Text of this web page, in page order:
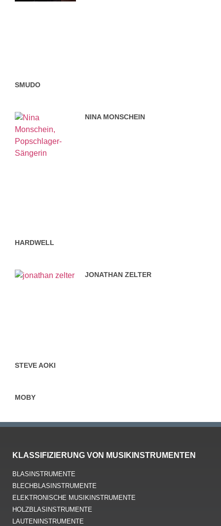
SMUDO
NINA MONSCHEIN
HARDWELL
JONATHAN ZELTER
STEVE AOKI
MOBY
KLASSIFIZIERUNG VON MUSIKINSTRUMENTEN
BLASINSTRUMENTE
BLECHBLASINSTRUMENTE
ELEKTRONISCHE MUSIKINSTRUMENTE
HOLZBLASINSTRUMENTE
LAUTENINSTRUMENTE